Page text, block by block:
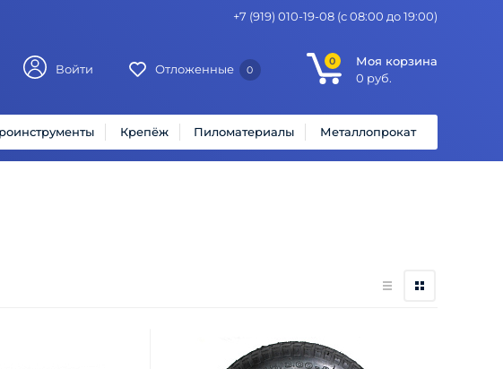
+7 (919) 010-19-08 (с 08:00 до 19:00)
Войти Отложенные 0
0
Моя корзина
0 руб.
Крепёж Пиломатериалы Металлопрокат